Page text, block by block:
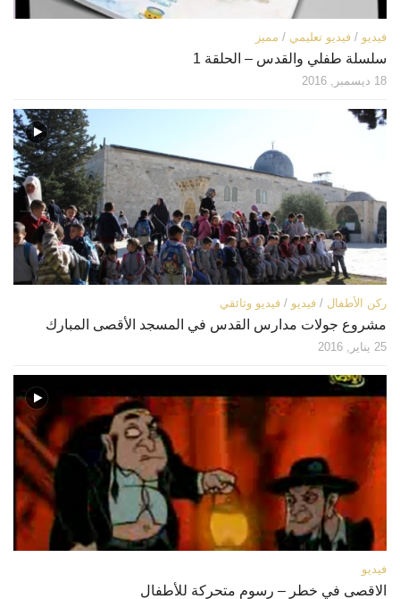
فيديو / فيديو تعليمي / مميز
سلسلة طفلي والقدس – الحلقة 1
18 ديسمبر, 2016
ركن الأطفال / فيديو / فيديو وثائقي
مشروع جولات مدارس القدس في المسجد الأقصى المبارك
25 يناير, 2016
فيديو
الاقصى في خطر – رسوم متحركة للأطفال